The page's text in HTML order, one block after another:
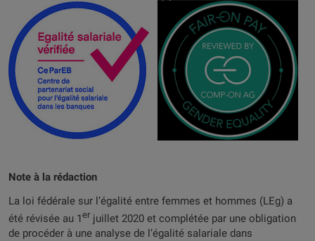
Note à la rédaction
La loi fédérale sur l’égalité entre femmes et hommes (LEg) a
été révisée au 1er juillet 2020 et complétée par une obligation
de procéder à une analyse de l’égalité salariale dans